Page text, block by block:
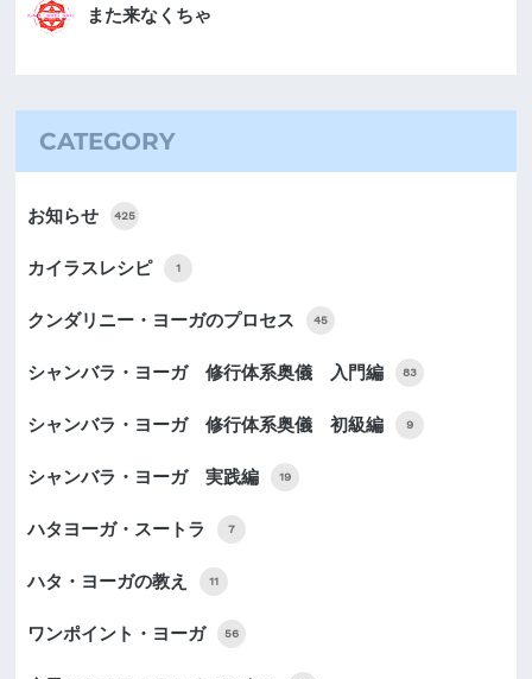
また来なくちゃ
CATEGORY
お知らせ 425
カイラスレシピ 1
クンダリニー・ヨーガのプロセス 45
シャンバラ・ヨーガ 修行体系奥儀 入門編 83
シャンバラ・ヨーガ 修行体系奥儀 初級編 9
シャンバラ・ヨーガ 実践編 19
ハタヨーガ・スートラ 7
ハタ・ヨーガの教え 11
ワンポイント・ヨーガ 56